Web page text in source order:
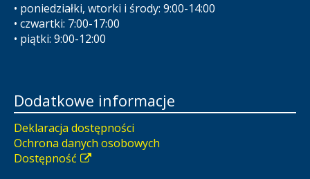
• poniedziałki, wtorki i środy: 9:00-14:00
• czwartki: 7:00-17:00
• piątki: 9:00-12:00
Dodatkowe informacje
Deklaracja dostępności
Ochrona danych osobowych
Dostępność